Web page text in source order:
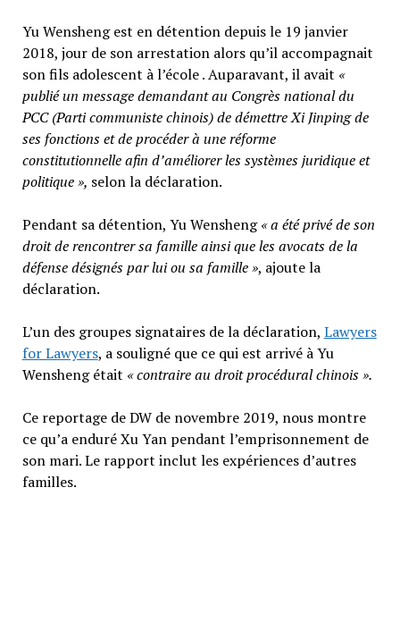
Yu Wensheng est en détention depuis le 19 janvier
2018, jour de son arrestation alors qu’il accompagnait
son fils adolescent à l’école . Auparavant, il avait «
publié un message demandant au Congrès national du
PCC (Parti communiste chinois) de démettre Xi Jinping de
ses fonctions et de procéder à une réforme
constitutionnelle afin d’améliorer les systèmes juridique et
politique », selon la déclaration.
Pendant sa détention, Yu Wensheng« a été privé de son
droit de rencontrer sa famille ainsi que les avocats de la
défense désignés par lui ou sa famille », ajoute la
déclaration.
L’un des groupes signataires de la déclaration, Lawyers
for Lawyers, a souligné que ce qui est arrivé à Yu
Wensheng était « contraire au droit procédural chinois ».
Ce reportage de DW de novembre 2019, nous montre
ce qu’a enduré Xu Yan pendant l’emprisonnement de
son mari. Le rapport inclut les expériences d’autres
familles.